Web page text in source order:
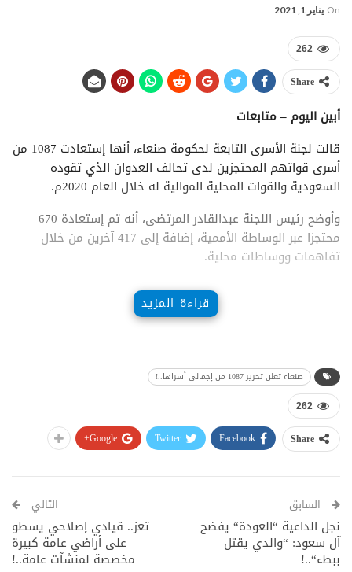
On يناير 1, 2021
262
Share
أبين اليوم – متابعات
قالت لجنة الأسرى التابعة لحكومة صنعاء، أنها إستعادت 1087 من
أسرى قواتهم المحتجزين لدى تحالف العدوان الذي تقوده
السعودية والقوات المحلية الموالية له خلال العام 2020م.
وأوضح رئيس اللجنة عبدالقادر المرتضى، أنه تم إستعادة 670
محتجزا عبر الوساطة الأممية، إضافة إلى 417 آخرين من خلال
تفاهمات ووساطات محلية.
قراءة المزيد
صنعاء تعلن تحرير 1087 من إجمالي أسراها..!
262
Share
Facebook
Twitter
Google+
السابق
نجل الداعية “العودة“ يفضح
آل سعود: “والدي يقتل
ببطء“..!
التالي
تعز.. قيادي إصلاحي يسطو
على أراضي عامة كبيرة
مخصصة لمنشآت عامة..!